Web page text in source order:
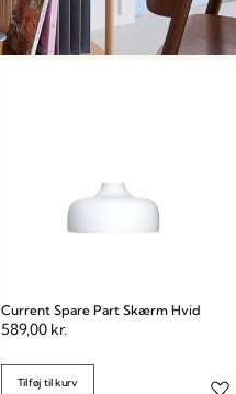
Current Spare Part Skærm Hvid
589,00 kr.
Tilføj til kurv